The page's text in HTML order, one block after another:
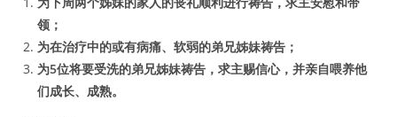
领；
为在治疗中的或有病痛、软弱的弟兄姊妹祷告；
为5位将要受洗的弟兄姊妹祷告，求主赐信心，并亲自喂养他
们成长、成熟。